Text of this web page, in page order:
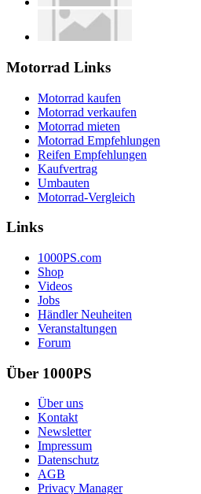
Motorrad Links
Motorrad kaufen
Motorrad verkaufen
Motorrad mieten
Motorrad Empfehlungen
Reifen Empfehlungen
Kaufvertrag
Umbauten
Motorrad-Vergleich
Links
1000PS.com
Shop
Videos
Jobs
Händler Neuheiten
Veranstaltungen
Forum
Über 1000PS
Über uns
Kontakt
Newsletter
Impressum
Datenschutz
AGB
Privacy Manager